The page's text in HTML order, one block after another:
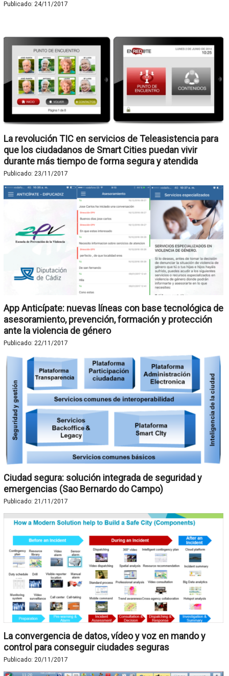
Publicado: 24/11/2017
La revolución TIC en servicios de Teleasistencia para
que los ciudadanos de Smart Cities puedan vivir
durante más tiempo de forma segura y atendida
Publicado: 23/11/2017
App Anticípate: nuevas líneas con base tecnológica de
asesoramiento, prevención, formación y protección
ante la violencia de género
Publicado: 22/11/2017
Ciudad segura: solución integrada de seguridad y
emergencias (Sao Bernardo do Campo)
Publicado: 21/11/2017
La convergencia de datos, vídeo y voz en mando y
control para conseguir ciudades seguras
Publicado: 20/11/2017